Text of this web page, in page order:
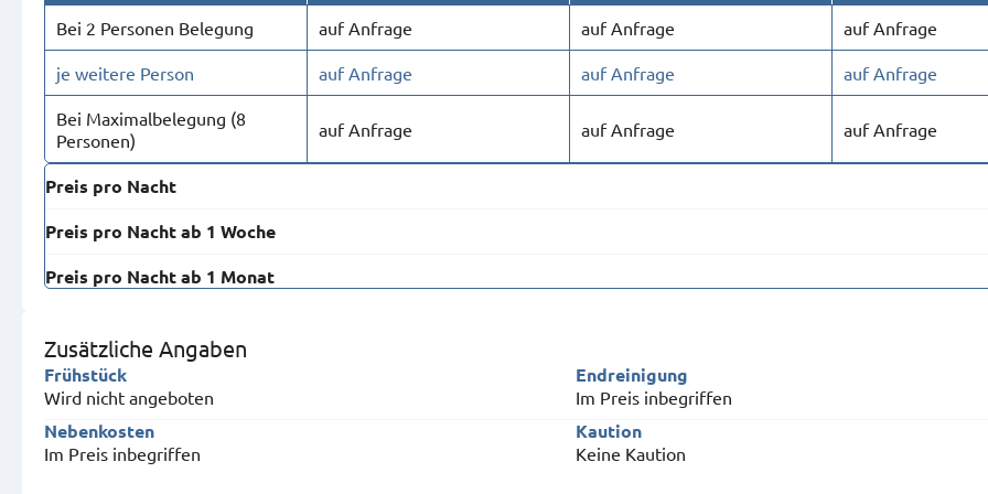
Bei 2 Personen Belegung auf Anfrage auf Anfrage auf Anfrage
je weitere Person auf Anfrage auf Anfrage auf Anfrage
Bei Maximal­belegung (8
Personen)
auf Anfrage auf Anfrage auf Anfrage
Preis pro Nacht
Preis pro Nacht ab 1 Woche
Preis pro Nacht ab 1 Monat
Zusätzliche Angaben
Frühstück
Wird nicht angeboten
Endreinigung
Im Preis inbegriffen
Nebenkosten
Im Preis inbegriffen
Kaution
Keine Kaution